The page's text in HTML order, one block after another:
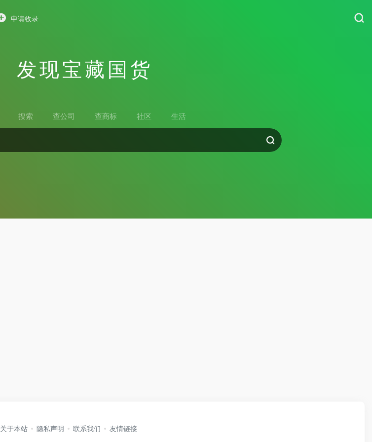
申请收录
发现宝藏国货
搜索 查公司 查商标 社区 生活
关于本站 隐私声明 联系我们 友情链接